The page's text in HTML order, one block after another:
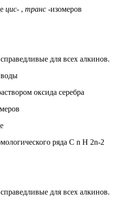
цис- , транс -изомеров
для всех алкинов.
воды
оксида серебра
ряда C n H 2n-2
для всех алкинов.